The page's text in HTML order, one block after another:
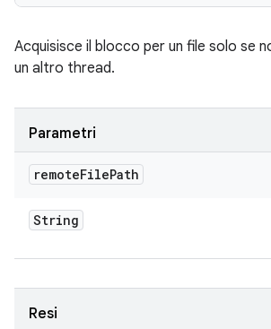
Acquisisce il blocco per un file solo se
un altro thread.
Parametri
remoteFilePath
String
Resi